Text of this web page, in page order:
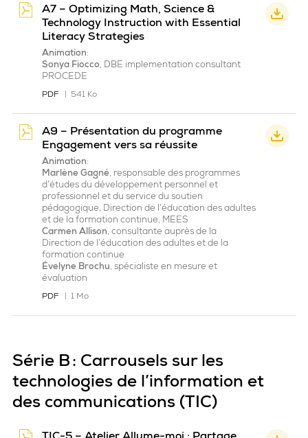
A7 – Optimizing Math, Science &
Technology Instruction with Essential
Literacy Strategies
Animation:
Sonya Fiocco, DBE implementation consultant
PROCEDE
PDF 541 Ko
A9 – Présentation du programme
Engagement vers sa réussite
Animation:
Marlène Gagné, responsable des programmes
d’études du développement personnel et
professionnel et du service du soutien
pédagogique, Direction de l’éducation des adultes
et de la formation continue, MEES
Carmen Allison, consultante auprès de la
Direction de l’éducation des adultes et de la
formation continue
Évelyne Brochu, spécialiste en mesure et
évaluation
PDF 1 Mo
Série B : Carrousels sur les
technologies de l’information et
des communications (TIC)